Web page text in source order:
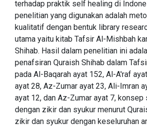
terhadap praktik self healing di
penelitian yang digunakan adalah
kualitatif dengan bentuk library
utama yaitu kitab Tafsir Al-Mishbah
Shihab. Hasil dalam penelitian ini
penafsiran Quraish Shihab dalam
pada Al-Baqarah ayat 152, Al-A'raf
ayat 28, Az-Zumar ayat 23, Ali-Imran
ayat 12, dan Az-Zumar ayat 7,
dengan zikir dan syukur menurut
zikir dan syukur dengan keseluruhan